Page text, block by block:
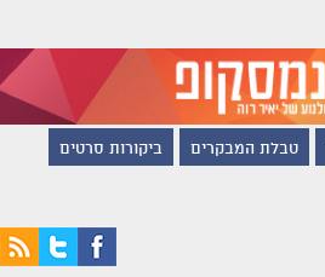
טבלת המבקרים ביקורות סרטים